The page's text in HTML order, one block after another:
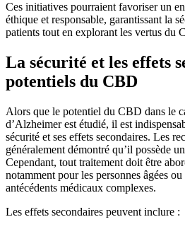
Ces initiatives pourraient favoriser un
éthique et responsable, garantissant la
patients tout en explorant les vertus du
La sécurité et les effets
potentiels du CBD
Alors que le potentiel du CBD dans le
d’Alzheimer est étudié, il est
sécurité et ses effets secondaires. Les
généralement démontré qu’il possède
Cependant, tout traitement doit être
notamment pour les personnes âgées
antécédents médicaux complexes.
Les effets secondaires peuvent inclure :